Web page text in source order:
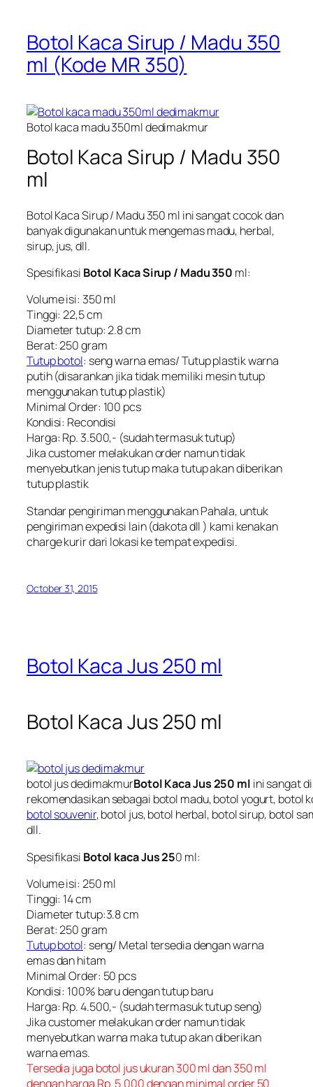
Botol Kaca Sirup / Madu 350
ml (Kode MR 350)
Botol kaca madu 350ml dedimakmur
Botol Kaca Sirup / Madu 350
ml
Botol Kaca Sirup / Madu 350 ml ini sangat cocok dan
banyak digunakan untuk mengemas madu, herbal,
sirup, jus, dll.
Spesifikasi Botol Kaca Sirup / Madu 350 ml:
Volume isi: 350 ml
Tinggi: 22,5 cm
Diameter tutup: 2.8 cm
Berat: 250 gram
Tutup botol: seng warna emas/ Tutup plastik warna
putih (disarankan jika tidak memiliki mesin tutup
menggunakan tutup plastik)
Minimal Order: 100 pcs
Kondisi: Recondisi
Harga: Rp. 3.500,- (sudah termasuk tutup)
Jika customer melakukan order namun tidak
menyebutkan jenis tutup maka tutup akan diberikan
tutup plastik
Standar pengiriman menggunakan Pahala, untuk
pengiriman expedisi lain (dakota dll ) kami kenakan
charge kurir dari lokasi ke tempat expedisi.
October 31, 2015
Botol Kaca Jus 250 ml
Botol Kaca Jus 250 ml
botol jus dedimakmurBotol Kaca Jus 250 ml ini sangat di
rekomendasikan sebagai botol madu, botol yogurt, botol
botol souvenir,botol jus, botol herbal, botol sirup, botol
dll.
Spesifikasi Botol kaca Jus 250 ml:
Volume isi: 250 ml
Tinggi: 14 cm
Diameter tutup:3.8 cm
Berat: 250 gram
Tutup botol: seng/ Metal tersedia dengan warna
emas dan hitam
Minimal Order: 50 pcs
Kondisi: 100% baru dengan tutup baru
Harga: Rp. 4.500,- (sudah termasuk tutup seng)
Jika customer melakukan order namun tidak
menyebutkan warna maka tutup akan diberikan
warna emas.
Tersedia juga botol jus ukuran 300 ml dan 350 ml
dengan harga Rp. 5.000 dengan minimal order 50